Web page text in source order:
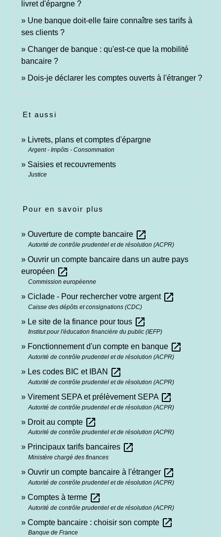
livret d'épargne ?
Une banque doit-elle faire connaître ses tarifs à
ses clients ?
Changer de banque : qu'est-ce que la mobilité
bancaire ?
Dois-je déclarer les comptes ouverts à l'étranger ?
Et aussi
Livrets, plans et comptes d'épargne
Argent - Impôts - Consommation
Saisies et recouvrements
Justice
Pour en savoir plus
Ouverture de compte bancaire open_in_new
Autorité de contrôle prudentiel et de résolution (ACPR)
Ouvrir un compte bancaire dans un autre pays
européen open_in_new
Commission européenne
Ciclade - Pour rechercher votre argent open_in_new
Caisse des dépôts et consignations (CDC)
Le site de la finance pour tous open_in_new
Institut pour l'éducation financière du public (IEFP)
Fonctionnement d'un compte en banque open_in_new
Autorité de contrôle prudentiel et de résolution (ACPR)
Les codes BIC et IBAN open_in_new
Autorité de contrôle prudentiel et de résolution (ACPR)
Virement SEPA et prélèvement SEPA open_in_new
Autorité de contrôle prudentiel et de résolution (ACPR)
Droit au compte open_in_new
Autorité de contrôle prudentiel et de résolution (ACPR)
Principaux tarifs bancaires open_in_new
Ministère chargé des finances
Ouvrir un compte bancaire à l'étranger open_in_new
Autorité de contrôle prudentiel et de résolution (ACPR)
Comptes à terme open_in_new
Autorité de contrôle prudentiel et de résolution (ACPR)
Compte bancaire : choisir son compte open_in_new
Banque de France